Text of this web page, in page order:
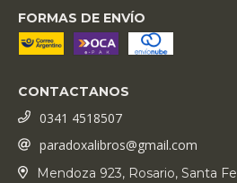
FORMAS DE ENVÍO
CONTACTANOS
0341 4518507
paradoxalibros@gmail.com
Mendoza 923, Rosario, Santa Fe